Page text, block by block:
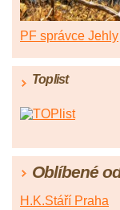
PF správce Jehly
Toplist
Oblíbené
H.K.Stáří Praha